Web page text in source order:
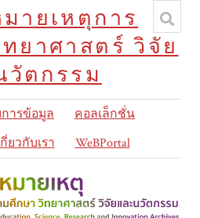
ายเหตุการ
ยาศาสตร์ วิจัย
วัตกรรม
การข้อมูล
คอลเล็กชั่น
กี่ยวกับเรา WeBPortal